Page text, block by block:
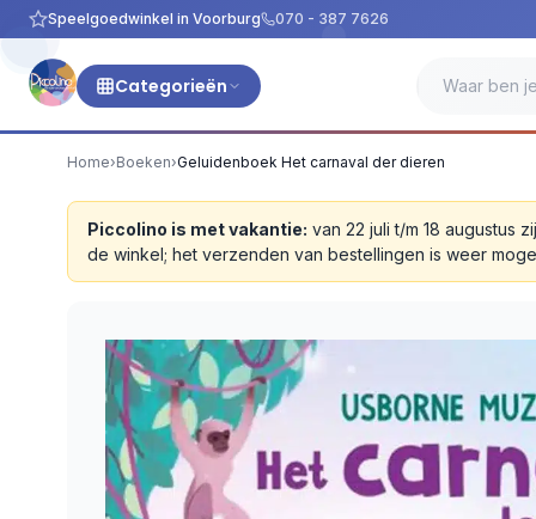
Speelgoedwinkel in Voorburg 070 - 387 7626
Categorieën
Home›Boeken›Geluidenboek Het carnaval der dieren
Piccolino is met vakantie: van 22 juli t/m 18 augustus
de winkel; het verzenden van bestellingen is weer